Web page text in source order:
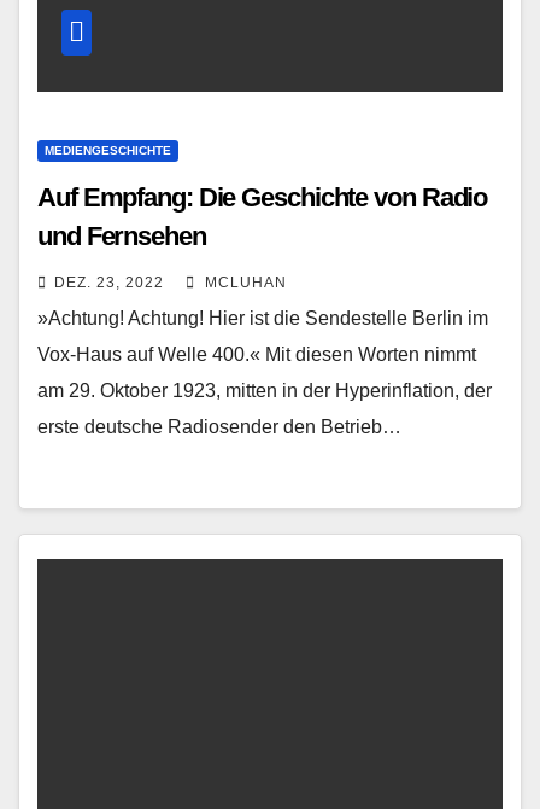
MEDIENGESCHICHTE
Auf Empfang: Die Geschichte von Radio
und Fernsehen
DEZ. 23, 2022 MCLUHAN
»Achtung! Achtung! Hier ist die Sendestelle Berlin im
Vox-Haus auf Welle 400.« Mit diesen Worten nimmt
am 29. Oktober 1923, mitten in der Hyperinflation, der
erste deutsche Radiosender den Betrieb…